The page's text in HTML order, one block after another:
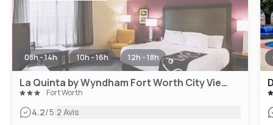
08h - 14h 10h - 16h 12h - 18h
La Quinta by Wyndham Fort Worth City View
Fort Worth
4.2/5|2 Avis